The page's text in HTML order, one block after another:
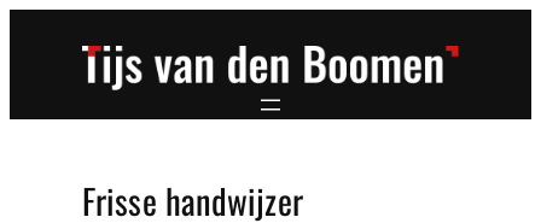
Frisse handwijzer